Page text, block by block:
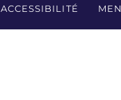
ACCESSIBILITÉ